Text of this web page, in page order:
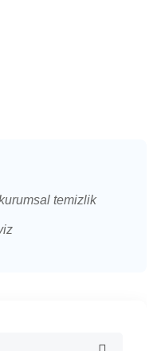
temizlik